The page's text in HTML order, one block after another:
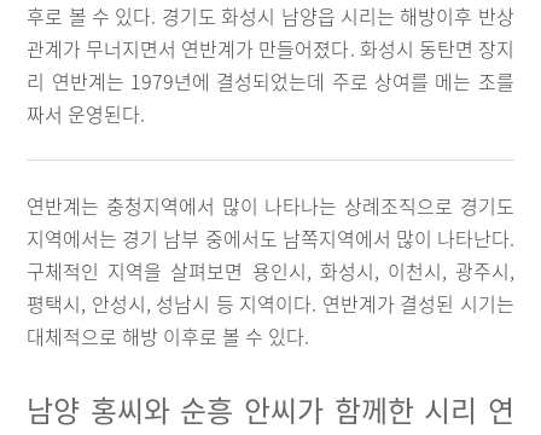
후로 볼 수 있다. 경기도 화성시 남양읍 시리는 해방이후 반상
관계가 무너지면서 연반계가 만들어졌다. 화성시 동탄면 장지
리 연반계는 1979년에 결성되었는데 주로 상여를 메는 조를
짜서 운영된다.
연반계는 충청지역에서 많이 나타나는 상례조직으로 경기도
지역에서는 경기 남부 중에서도 남쪽지역에서 많이 나타난다.
구체적인 지역을 살펴보면 용인시, 화성시, 이천시, 광주시,
평택시, 안성시, 성남시 등 지역이다. 연반계가 결성된 시기는
대체적으로 해방 이후로 볼 수 있다.
남양 홍씨와 순흥 안씨가 함께한 시리 연